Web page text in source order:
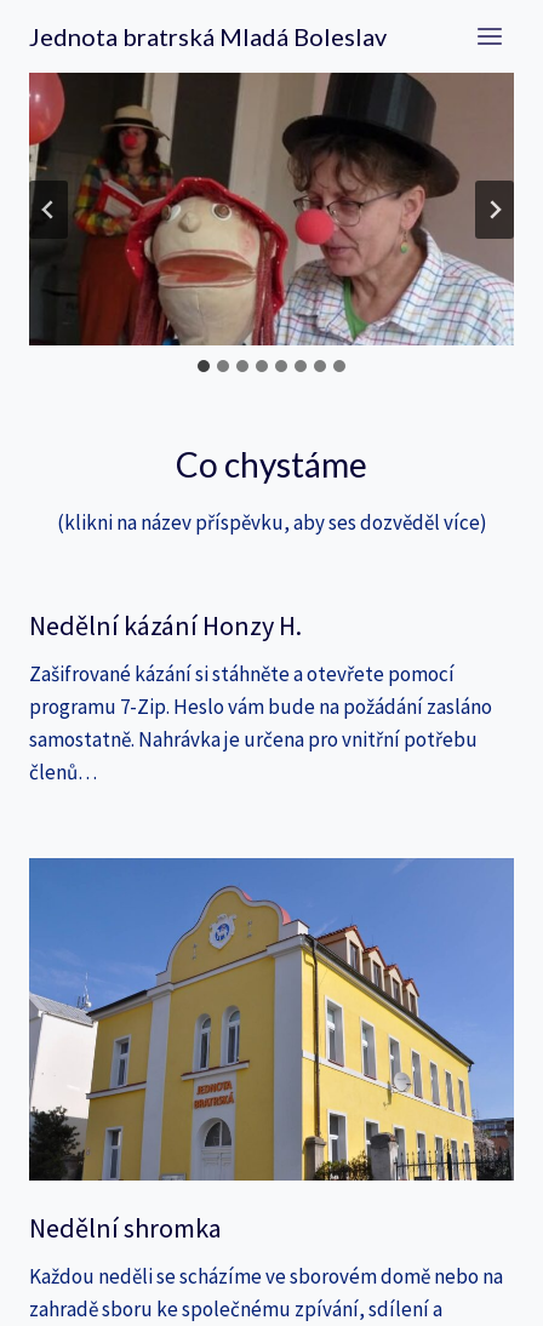
obsah
Jednota bratrská Mladá Boleslav
Co chystáme
(klikni na název příspěvku, aby ses dozvěděl více)
Nedělní kázání Honzy H.
Zašifrované kázání si stáhněte a otevřete pomocí
programu 7-Zip. Heslo vám bude na požádání zasláno
samostatně. Nahrávka je určena pro vnitřní potřebu
členů…
Nedělní shromka
Každou neděli se scházíme ve sborovém domě nebo na
zahradě sboru ke společnému zpívání, sdílení a